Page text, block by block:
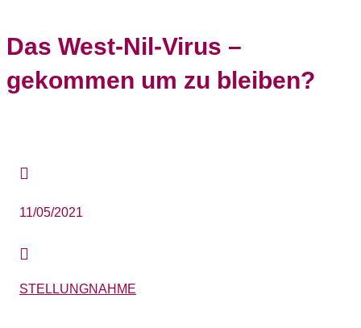
Das West-Nil-Virus –
gekommen um zu bleiben?

11/05/2021

STELLUNGNAHME